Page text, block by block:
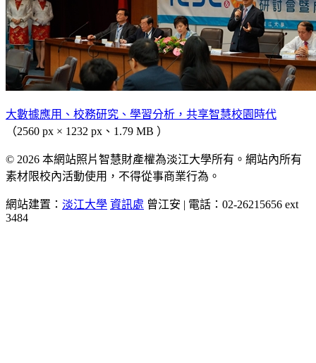
大數據應用、校務研究、學習分析，共享智慧校園時代
（2560 px × 1232 px、1.79 MB ）
© 2026 本網站照片智慧財產權為淡江大學所有。網站內所有
素材限校內活動使用，不得從事商業行為。
網站建置： 淡江大學 資訊處 曾江安 | 電話：02-26215656 ext
3484